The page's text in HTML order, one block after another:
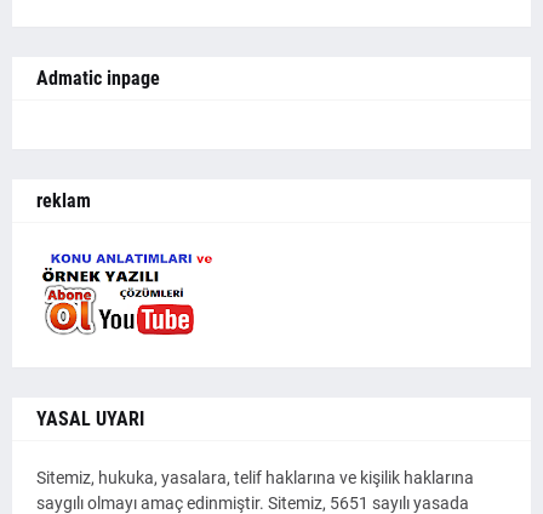
Admatic inpage
reklam
YASAL UYARI
Sitemiz, hukuka, yasalara, telif haklarına ve kişilik haklarına
saygılı olmayı amaç edinmiştir. Sitemiz, 5651 sayılı yasada